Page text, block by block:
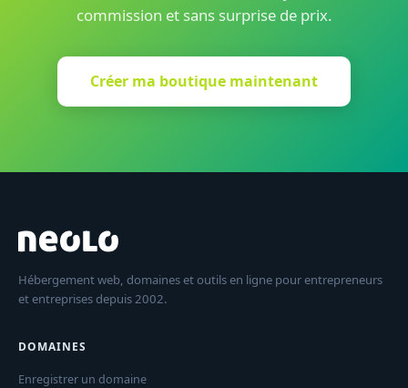
commission et sans surprise de prix.
Créer ma boutique maintenant
Hébergement web, domaines et outils en ligne pour entrepreneurs
et entreprises depuis 2002.
DOMAINES
Enregistrer un domaine